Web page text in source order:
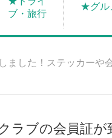
ブ・旅行
★グル
ました！ステッカーや
ラブの会員証